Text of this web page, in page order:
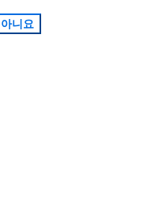
1bf6e7c0-0f01-
아니요